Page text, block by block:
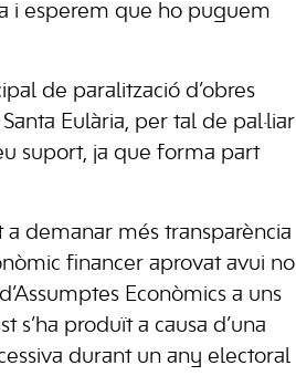
i esperem que ho puguem
de paralització d’obres
Eulària, per tal de pal·liar
suport, ja que forma part
demanar més transparència
financer aprovat avui no
Econòmics a uns
s’ha produït a causa d’una
durant un any electoral